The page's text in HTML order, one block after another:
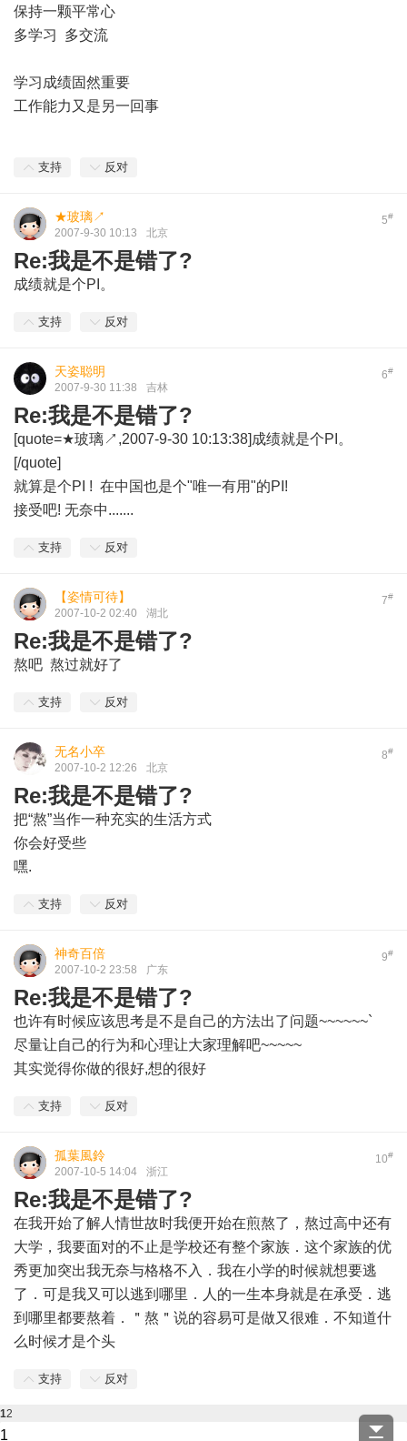
保持一颗平常心
多学习 多交流
学习成绩固然重要
工作能力又是另一回事
支持 反对
5#
★玻璃↗
2007-9-30 10:13 北京
Re:我是不是错了?
成绩就是个PI。
支持 反对
6#
天姿聪明
2007-9-30 11:38 吉林
Re:我是不是错了?
[quote=★玻璃↗,2007-9-30 10:13:38]成绩就是个PI。
[/quote]
就算是个PI ! 在中国也是个"唯一有用"的PI!
接受吧! 无奈中.......
支持 反对
7#
【姿情可待】
2007-10-2 02:40 湖北
Re:我是不是错了?
熬吧 熬过就好了
支持 反对
8#
无名小卒
2007-10-2 12:26 北京
Re:我是不是错了?
把“熬”当作一种充实的生活方式
你会好受些
嘿.
支持 反对
9#
神奇百倍
2007-10-2 23:58 广东
Re:我是不是错了?
也许有时候应该思考是不是自己的方法出了问题~~~~~~`
尽量让自己的行为和心理让大家理解吧~~~~~
其实觉得你做的很好,想的很好
支持 反对
10#
孤葉風鈴
2007-10-5 14:04 浙江
Re:我是不是错了?
在我开始了解人情世故时我便开始在煎熬了，熬过高中还有
大学，我要面对的不止是学校还有整个家族．这个家族的优
秀更加突出我无奈与格格不入．我在小学的时候就想要逃
了．可是我又可以逃到哪里．人的一生本身就是在承受．逃
到哪里都要熬着．＂熬＂说的容易可是做又很难．不知道什
么时候才是个头
支持 反对
12